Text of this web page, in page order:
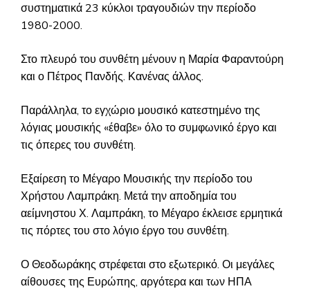
συστηματικά 23 κύκλοι τραγουδιών την περίοδο
1980-2000.
Στο πλευρό του συνθέτη μένουν η Μαρία Φαραντούρη
και ο Πέτρος Πανδής. Κανένας άλλος.
Παράλληλα, το εγχώριο μουσικό κατεστημένο της
λόγιας μουσικής «έθαβε» όλο το συμφωνικό έργο και
τις όπερες του συνθέτη.
Εξαίρεση το Μέγαρο Μουσικής την περίοδο του
Χρήστου Λαμπράκη. Μετά την αποδημία του
αείμνηστου Χ. Λαμπράκη, το Μέγαρο έκλεισε ερμητικά
τις πόρτες του στο λόγιο έργο του συνθέτη.
Ο Θεοδωράκης στρέφεται στο εξωτερικό. Οι μεγάλες
αίθουσες της Ευρώπης, αργότερα και των ΗΠΑ